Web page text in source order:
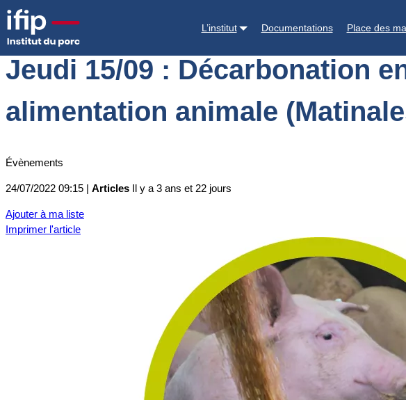
L’institut Documentations Place des
AccueilActualités
Jeudi 15/09 : Décarbonation
alimentation animale
Évènements
24/07/2022 09:15 | Articles Il y a 3 ans et 22 jours
Ajouter à ma liste
Imprimer l'article